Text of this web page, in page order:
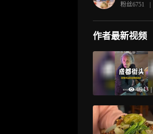
粉丝6751 |
作者最新视频
6943 |